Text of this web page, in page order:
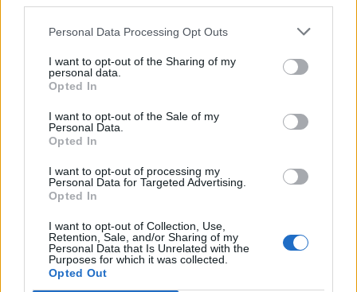
Personal Data Processing Opt Outs
I want to opt-out of the Sharing of my
personal data.
Opted In
I want to opt-out of the Sale of my
Personal Data.
Opted In
I want to opt-out of processing my
Personal Data for Targeted Advertising.
Opted In
I want to opt-out of Collection, Use,
Retention, Sale, and/or Sharing of my
Personal Data that Is Unrelated with the
Purposes for which it was collected.
Opted Out